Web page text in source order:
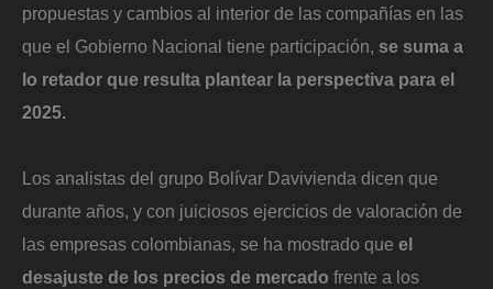
propuestas y cambios al interior de las compañías en las
que el Gobierno Nacional tiene participación, se suma a
lo retador que resulta plantear la perspectiva para el
2025.
Los analistas del grupo Bolívar Davivienda dicen que
durante años, y con juiciosos ejercicios de valoración de
las empresas colombianas, se ha mostrado que el
desajuste de los precios de mercado frente a los